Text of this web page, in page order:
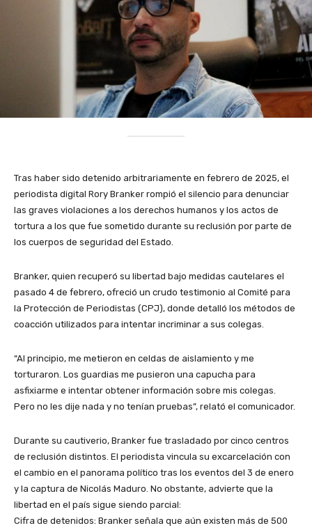
Tras haber sido detenido arbitrariamente en febrero de 2025, el
periodista digital Rory Branker rompió el silencio para denunciar
las graves violaciones a los derechos humanos y los actos de
tortura a los que fue sometido durante su reclusión por parte de
los cuerpos de seguridad del Estado.
​Branker, quien recuperó su libertad bajo medidas cautelares el
pasado 4 de febrero, ofreció un crudo testimonio al Comité para
la Protección de Periodistas (CPJ), donde detalló los métodos de
coacción utilizados para intentar incriminar a sus colegas.
​“Al principio, me metieron en celdas de aislamiento y me
torturaron. Los guardias me pusieron una capucha para
asfixiarme e intentar obtener información sobre mis colegas.
Pero no les dije nada y no tenían pruebas”, relató el comunicador.
​Durante su cautiverio, Branker fue trasladado por cinco centros
de reclusión distintos. El periodista vincula su excarcelación con
el cambio en el panorama político tras los eventos del 3 de enero
y la captura de Nicolás Maduro. No obstante, advierte que la
libertad en el país sigue siendo parcial:
​Cifra de detenidos: Branker señala que aún existen más de 500